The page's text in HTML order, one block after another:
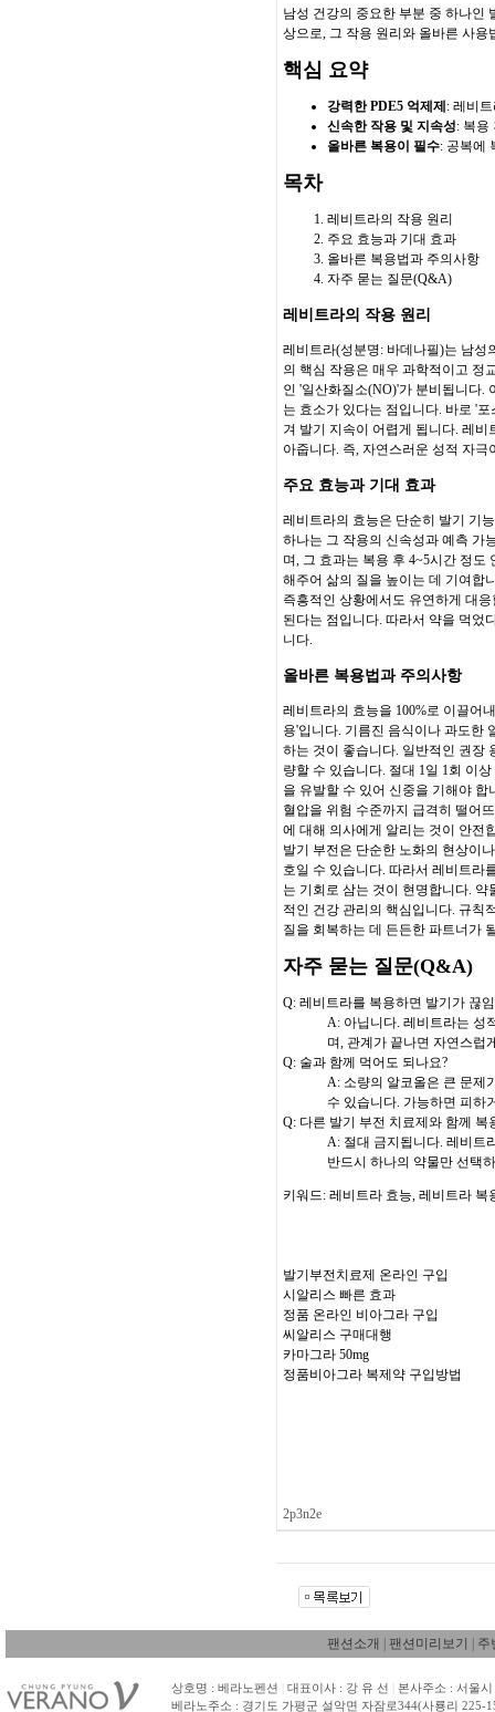
남성 건강의 중요한 부분 중 하나인
상으로, 그 작용 원리와 올바른 사
핵심 요약
강력한 PDE5 억제제 : 레비
신속한 작용 및 지속성: 복용
올바른 복용이 필수: 공복에
목차
레비트라의 작용 원리
주요 효능과 기대 효과
올바른 복용법과 주의사항
자주 묻는 질문(Q&A)
레비트라의 작용 원리
레비트라(성분명: 바데나필)는 남성
의 핵심 작용은 매우 과학적이고 정
인 '일산화질소(NO)'가 분비됩니다.
는 효소가 있다는 점입니다. 바로 '
겨 발기 지속이 어렵게 됩니다. 레
아줍니다. 즉, 자연스러운 성적 자
주요 효능과 기대 효과
레비트라의 효능은 단순히 발기 기
하나는 그 작용의 신속성과 예측 가
며, 그 효과는 복용 후 4~5시간 정
해주어 삶의 질을 높이는 데 기여합
즉흥적인 상황에서도 유연하게 대
된다는 점입니다. 따라서 약을 먹었
니다.
올바른 복용법과 주의사항
레비트라의 효능을 100%로 이끌어
용'입니다. 기름진 음식이나 과도한
하는 것이 좋습니다. 일반적인 권장
량할 수 있습니다. 절대 1일 1회 이
을 유발할 수 있어 신중을 기해야
혈압을 위험 수준까지 급격히 떨어
에 대해 의사에게 알리는 것이 안전
발기 부전은 단순한 노화의 현상이
호일 수 있습니다. 따라서 레비트라
는 기회로 삼는 것이 현명합니다.
적인 건강 관리의 핵심입니다. 규칙
질을 회복하는 데 든든한 파트너가
자주 묻는 질문(Q&A)
Q: 레비트라를 복용하면 발기가 끊
A: 아닙니다. 레비트라는 성
며, 관계가 끝나면 자연스럽
Q: 술과 함께 먹어도 되나요?
A: 소량의 알코올은 큰 문제
수 있습니다. 가능하면 피하
Q: 다른 발기 부전 치료제와 함께 복
A: 절대 금지됩니다. 레비트
반드시 하나의 약물만 선택
키워드: 레비트라 효능, 레비트라
발기부전치료제 온라인 구입
시알리스 빠른 효과
정품 온라인 비아그라 구입
씨알리스 구매대행
카마그라 50mg
정품비아그라 복제약 구입방법
2p3n2e
팬션소개 팬션미리보기 주
상호명 : 베라노펜션 대표이사 : 강 유 선
본사주소 : 서울
베라노주소 : 경기도 가평군 설악면 자잠로344(사룡리 225-